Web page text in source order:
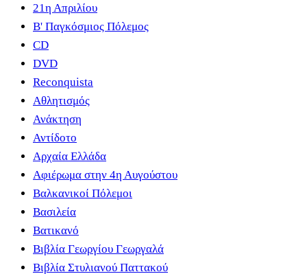
21η Απριλίου
B' Παγκόσμιος Πόλεμος
CD
DVD
Reconquista
Αθλητισμός
Ανάκτηση
Αντίδοτο
Αρχαία Ελλάδα
Αφιέρωμα στην 4η Αυγούστου
Βαλκανικοί Πόλεμοι
Βασιλεία
Βατικανό
Βιβλία Γεωργίου Γεωργαλά
Βιβλία Στυλιανού Παττακού